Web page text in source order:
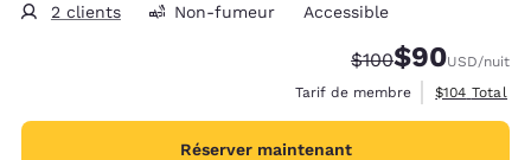
2 clients Non-fumeur Accessible
Tarif barré :
$100Tarif réduit :
$90USD/nuit
Tarif de membre
Afficher les
$104 Total
Réserver maintenant